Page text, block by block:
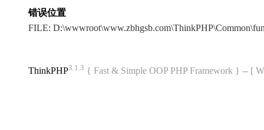
错误位置
FILE:
ThinkPHP3.1.3 { Fast & Simple OOP PHP Framework } -- [